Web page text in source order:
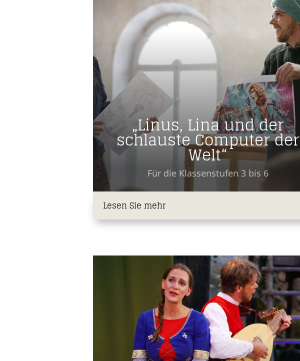
„Linus, Lina und der
schlauste Computer der
Welt“
Für die Klassenstufen 3 bis 6
Lesen Sie mehr